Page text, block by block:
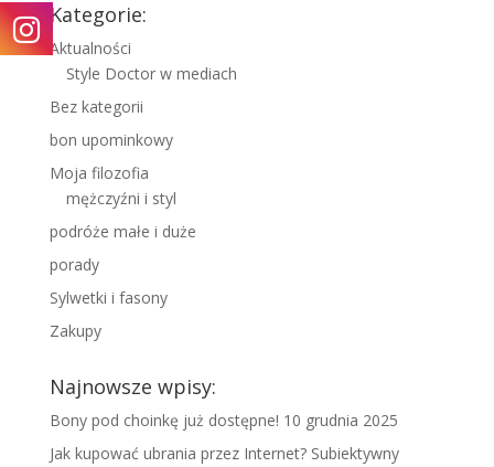
Kategorie:
Aktualności
Style Doctor w mediach
Bez kategorii
bon upominkowy
Moja filozofia
mężczyźni i styl
podróże małe i duże
porady
Sylwetki i fasony
Zakupy
Najnowsze wpisy:
Bony pod choinkę już dostępne! 10 grudnia 2025
Jak kupować ubrania przez Internet? Subiektywny